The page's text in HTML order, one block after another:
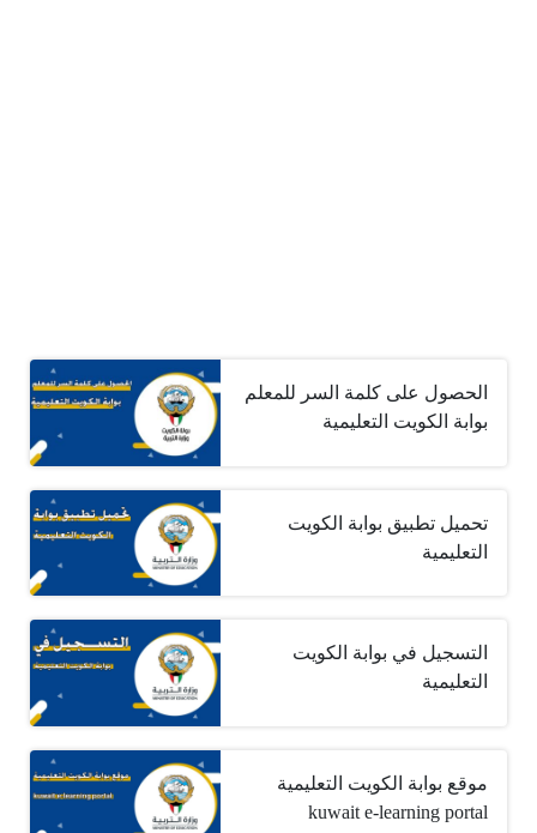
الحصول على كلمة السر للمعلم
بوابة الكويت التعليمية
تحميل تطبيق بوابة الكويت
التعليمية
التسجيل في بوابة الكويت
التعليمية
موقع بوابة الكويت التعليمية
kuwait e-learning portal